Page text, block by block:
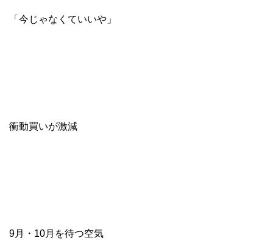
「今じゃなくていいや」
衝動買いが激減
9月・10月を待つ空気